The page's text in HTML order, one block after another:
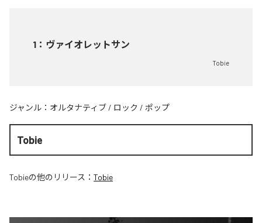
1 ： ヴァイオレットサン
Tobie
ジャンル： オルタナティブ / ロック / ポップ
Tobie
Tobieの他のリリース： Tobie